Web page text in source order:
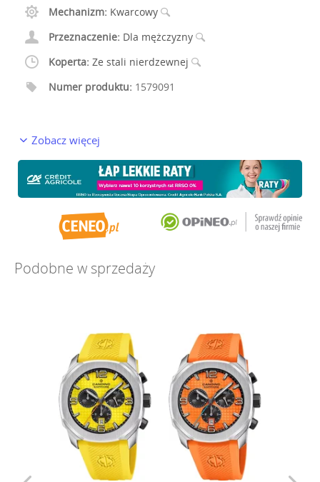
Mechanizm: Kwarcowy
Przeznaczenie: Dla mężczyzny
Koperta: Ze stali nierdzewnej
Numer produktu: 1579091
Zobacz więcej
Podobne w sprzedaży